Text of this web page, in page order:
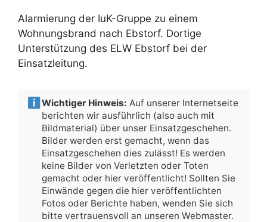
Alarmierung der IuK-Gruppe zu einem
Wohnungsbrand nach Ebstorf. Dortige
Unterstützung des ELW Ebstorf bei der
Einsatzleitung.
Wichtiger Hinweis: Auf unserer Internetseite
berichten wir ausführlich (also auch mit
Bildmaterial) über unser Einsatzgeschehen.
Bilder werden erst gemacht, wenn das
Einsatzgeschehen dies zulässt! Es werden
keine Bilder von Verletzten oder Toten
gemacht oder hier veröffentlicht! Sollten Sie
Einwände gegen die hier veröffentlichten
Fotos oder Berichte haben, wenden Sie sich
bitte vertrauensvoll an unseren Webmaster.